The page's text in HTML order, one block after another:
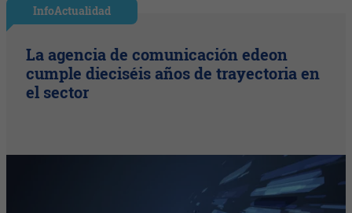
InfoActualidad
La agencia de comunicación edeon
cumple dieciséis años de trayectoria en
el sector